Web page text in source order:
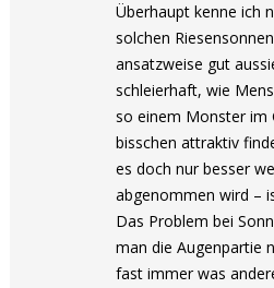
Überhaupt kenne ich
solchen
ansatzweise gut
schleierhaft, wie
so einem Monster im
bisschen attraktiv
es doch nur besser
abgenommen wird –
Das Problem bei
man die Augenpartie
fast immer was